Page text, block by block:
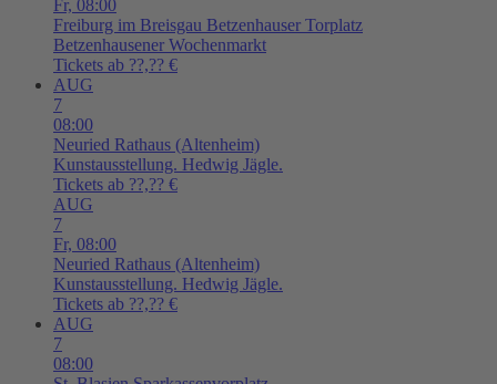
Fr, 08:00
Freiburg im Breisgau Betzenhauser Torplatz
Betzenhausener Wochenmarkt
Tickets ab ??,?? €
AUG
7
08:00
Neuried Rathaus (Altenheim)
Kunstausstellung. Hedwig Jägle.
Tickets ab ??,?? €
AUG
7
Fr, 08:00
Neuried Rathaus (Altenheim)
Kunstausstellung. Hedwig Jägle.
Tickets ab ??,?? €
AUG
7
08:00